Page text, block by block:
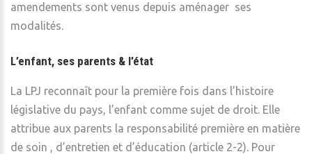
amendements sont venus depuis aménager ses
modalités.
L’enfant, ses parents & l’état
La LPJ reconnaît pour la première fois dans l’histoire
législative du pays, l’enfant comme sujet de droit. Elle
attribue aux parents la responsabilité première en matière
de soin , d’entretien et d’éducation (article 2-2). Pour